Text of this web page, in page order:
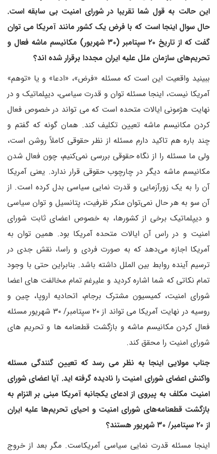
این حالت به قول شما تقریبا در شورای امنیت بی سابقه است.
حال سوال اینجا است که با فرض یک کشور مانند آمریکا می توان
گفت که از تاریخ ۲۰ سپتامبر (۳۰ شهریور) مکانیسم ماشه فعال و
تحریم‌های سازمان ملل علیه ایران مجددا برقرار شده اند؟
ببینید واقعیت این است که مسئله «فرض»، «ادعا» و یا «توهم»
آمریکا نیست، اینجا مسئله توان و قدرت سیاسی، دیپلماتیک و در
نهایت هژمونی ایالات متحده است که می تواند در خصوص فعال
کردن مکانیسم ماشه تعیین تکلیف کند. همان گونه که گفتم و
چند باره هم تاکید دارم مسئله از نظر حقوقی کاملاً روشن است،
ولی ما مسئله را از نگاه حقوقی بررسی نمی‌کنیم، چون فعال شدن
مکانیسم ماشه دیگر در چارچوب حقوقی قرار ندارد. یعنی آمریکا
آن را به یک زورآزمایی و قدرت نمایی سیاسی بدل کرده است. از
آن سو به هر حال نمی‌توان منکر ظرفیت، پتانسیل و توان سیاسی
و دیپلماتیک برخی از کشورها، به خصوص اعضای ثابت شورای
امنیت و در راس آن ایالات متحده آمریکا بود. همین توان به
آمریکا اجازه می‌دهد که به صورت فردی و راسا، نقش جدی در
ترسیم آینده روابط بین الملل داشته باشد. بنابراین حتی با وجود
تمام نکاتی که شما اشاره کردید و علیرغم تمام مخالفت های اعضا
شورای امنیت، کمیسیون مشترک برجام، اتحادیه اروپا، چین و
روسیه در نهایت آمریکا می تواند از ۲۰ سپتامبر/ ۳۰ شهریور مسئله
فعال کردن مکانیسم ماشه و بازگشت قطعنامه ها و تحریم های
شورای امنیت را محقق کند.
جناب مولایی اینجا به نظر می رسد که تعیین گنندگی مسئله
واکنش اعضای شورای امنیت را نادیده گرفته اید. آیا اعضای شورای
امنیت مکلف به پیروی از ادعای یکجانبه آمریکا مبنی بر التزام به
بازگشت قطعنامه‌های شورای امنیت و احیای تحریم‌ها علیه ایران
از ۲۰ سپتامبر/ ۳۰ شهریور هستند؟
اینجا مسئله قدرت نمایی سیاسی آمریکاست. مگر بعد از خروج